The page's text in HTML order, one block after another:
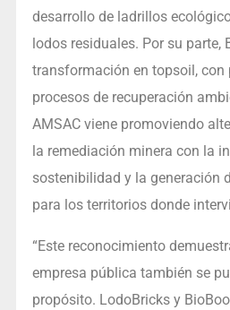
desarrollo de ladrillos
lodos residuales. Por su parte,
transformación en topsoil,
procesos de recuperación
AMSAC viene promoviendo
la remediación minera con la
sostenibilidad y la generación
para los territorios donde
“Este reconocimiento
empresa pública también se
propósito. LodoBricks y